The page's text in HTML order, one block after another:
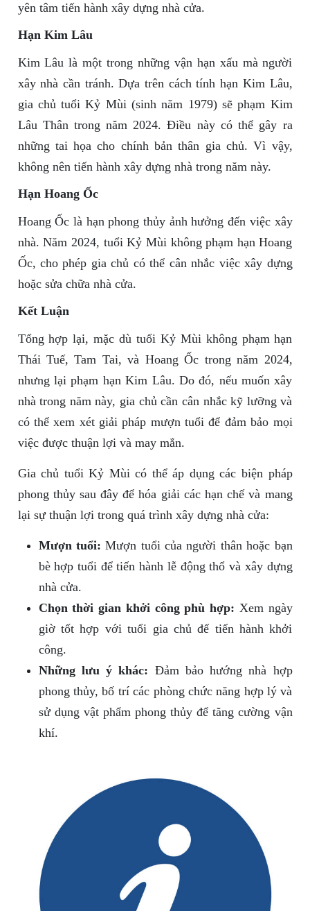
yên tâm tiến hành xây dựng nhà cửa.
Hạn Kim Lâu
Kim Lâu là một trong những vận hạn xấu mà người
xây nhà cần tránh. Dựa trên cách tính hạn Kim Lâu,
gia chủ tuổi Kỷ Mùi (sinh năm 1979) sẽ phạm Kim
Lâu Thân trong năm 2024. Điều này có thể gây ra
những tai họa cho chính bản thân gia chủ. Vì vậy,
không nên tiến hành xây dựng nhà trong năm này.
Hạn Hoang Ốc
Hoang Ốc là hạn phong thủy ảnh hưởng đến việc xây
nhà. Năm 2024, tuổi Kỷ Mùi không phạm hạn Hoang
Ốc, cho phép gia chủ có thể cân nhắc việc xây dựng
hoặc sửa chữa nhà cửa.
Kết Luận
Tổng hợp lại, mặc dù tuổi Kỷ Mùi không phạm hạn
Thái Tuế, Tam Tai, và Hoang Ốc trong năm 2024,
nhưng lại phạm hạn Kim Lâu. Do đó, nếu muốn xây
nhà trong năm này, gia chủ cần cân nhắc kỹ lưỡng và
có thể xem xét giải pháp mượn tuổi để đảm bảo mọi
việc được thuận lợi và may mắn.
Gia chủ tuổi Kỷ Mùi có thể áp dụng các biện pháp
phong thủy sau đây để hóa giải các hạn chế và mang
lại sự thuận lợi trong quá trình xây dựng nhà cửa:
Mượn tuổi: Mượn tuổi của người thân hoặc bạn
bè hợp tuổi để tiến hành lễ động thổ và xây dựng
nhà cửa.
Chọn thời gian khởi công phù hợp: Xem ngày
giờ tốt hợp với tuổi gia chủ để tiến hành khởi
công.
Những lưu ý khác: Đảm bảo hướng nhà hợp
phong thủy, bố trí các phòng chức năng hợp lý và
sử dụng vật phẩm phong thủy để tăng cường vận
khí.